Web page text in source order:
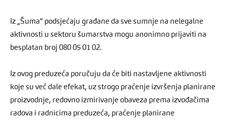
Iz „Šuma“ podsjećaju građane da sve sumnje na nelegalne
aktivnosti u sektoru šumarstva mogu anonimno prijaviti na
besplatan broj 080 05 01 02.
Iz ovog preduzeća poručuju da će biti nastavljene aktivnosti
koje su već dale efekat, uz strogo praćenje izvršenja planirane
proizvodnje, redovno izmirivanje obaveza prema izvođačima
radova i radnicima preduzeća, praćenje planirane